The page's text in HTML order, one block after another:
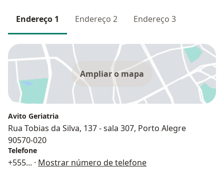
Endereço 1 Endereço 2 Endereço 3
Ampliar o mapa
Avito Geriatria
Rua Tobias da Silva, 137 - sala 307, Porto Alegre
90570-020
Telefone
+555... · Mostrar número de telefone